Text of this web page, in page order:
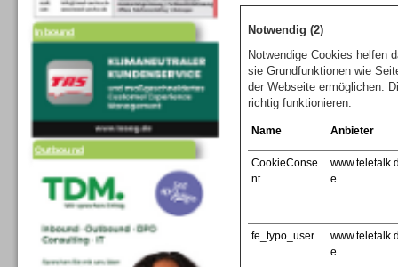
Inbound
Outbound
Notwendig (2)
Notwendige Cookies helfen
sie Grundfunktionen wie
der Webseite ermöglichen.
richtig funktionieren.
Name Anbieter
CookieConse
nt
e
fe_typo_user
e